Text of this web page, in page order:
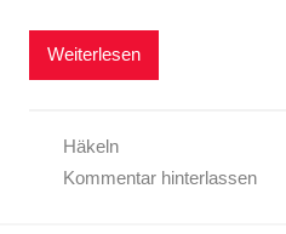
Weiterlesen
Häkeln
Kommentar hinterlassen